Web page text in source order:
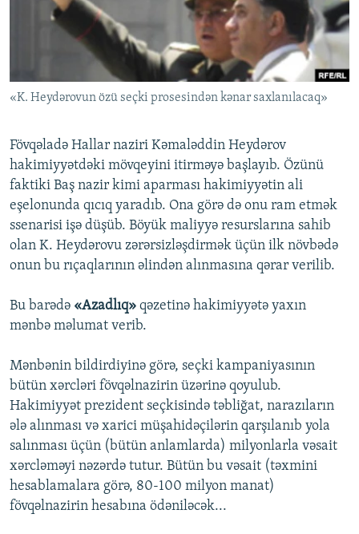
İNFOQRAFIKA
KARIKATURA
AZƏRBAYCAN ƏDƏBIYYATI KITABXANASI
İSLAM VƏ DEMOKRATIYA
İZ - MƏDƏNIYYƏT PROQRAMI
MISSIYAMIZ
PEŞƏ ETIKASI VƏ JURNALISTIKA STANDARTLARIMIZ
MATERIALLARIMIZDAN ISTIFADƏ
AZADLIQRADIOSU MOBIL TELEFONUNUZDA
XƏBƏR BÜLLETENLƏRIMIZ
RFE/RL-in bütün saytları
«K. Heydərovun özü seçki prosesindən kənar saxlanılacaq»
Fövqəladə Hallar naziri Kəmaləddin Heydərov
hakimiyyətdəki mövqeyini itirməyə başlayıb. Özünü
faktiki Baş nazir kimi aparması hakimiyyətin ali
eşelonunda qıcıq yaradıb. Ona görə də onu ram etmək
ssenarisi işə düşüb. Böyük maliyyə resurslarına sahib
olan K. Heydərovu zərərsizləşdirmək üçün ilk növbədə
onun bu rıçaqlarının əlindən alınmasına qərar verilib.
Bu barədə «Azadlıq» qəzetinə hakimiyyətə yaxın
mənbə məlumat verib.
Mənbənin bildirdiyinə görə, seçki kampaniyasının
bütün xərcləri fövqəlnazirin üzərinə qoyulub.
Hakimiyyət prezident seçkisində təbliğat, narazıların
ələ alınması və xarici müşahidəçilərin qarşılanıb yola
salınması üçün (bütün anlamlarda) milyonlarla vəsait
xərcləməyi nəzərdə tutur. Bütün bu vəsait (təxmini
hesablamalara görə, 80-100 milyon manat)
fövqəlnazirin hesabına ödəniləcək...